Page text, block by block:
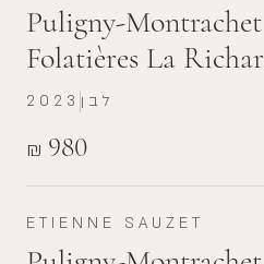
Puligny-
Folatières La
₪ 980
2023 לבן
ETIENNE SAUZET